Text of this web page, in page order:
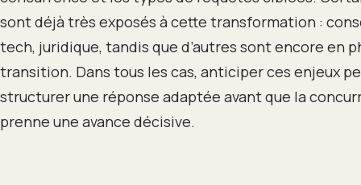
sont déjà très exposés à cette transformation :
tech, juridique, tandis que d’autres sont encore en
transition. Dans tous les cas, anticiper ces enjeux
structurer une réponse adaptée avant que la
prenne une avance décisive.